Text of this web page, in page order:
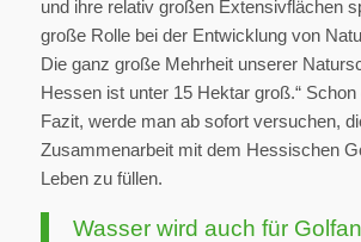
und ihre relativ großen Extensivflächen
große Rolle bei der Entwicklung von
Die ganz große Mehrheit unserer
Hessen ist unter 15 Hektar groß.“
Fazit, werde man ab sofort versuchen,
Zusammenarbeit mit dem Hessischen
Leben zu füllen.
Wasser wird auch für